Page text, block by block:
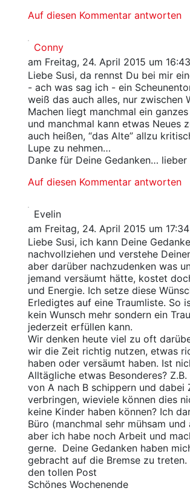
Auf diesen Kommentar antworten
Conny
am Freitag, 24. April 2015 um
Liebe Susi, da rennst Du bei mir
- ach was sag ich - ein
weiß das auch alles, nur zwischen
Machen liegt manchmal ein
und manchmal kann etwas Neues
auch heißen, “das Alte” allzu
Lupe zu nehmen…
Danke für Deine Gedanken…
Auf diesen Kommentar antworten
Evelin
am Freitag, 24. April 2015 um
Liebe Susi, ich kann Deine
nachvollziehen und verstehe
aber darüber nachzudenken was
jemand versäumt hätte, kostet
und Energie. Ich setze diese
Erledigtes auf eine Traumliste. So
kein Wunsch mehr sondern ein
jederzeit erfüllen kann.
Wir denken heute viel zu oft
wir die Zeit richtig nutzen, etwas
haben oder versäumt haben. Ist
Alltägliche etwas Besonderes?
von A nach B schippern und dabei
verbringen, wieviele können dies
keine Kinder haben können? Ich
Büro (manchmal sehr mühsam und
aber ich habe noch Arbeit und
gerne. Deine Gedanken haben
gebracht auf die Bremse zu treten.
den tollen Post
Schönes Wochenende